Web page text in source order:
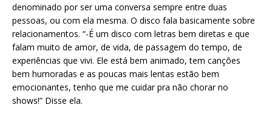
denominado por ser uma conversa sempre entre duas
pessoas, ou com ela mesma. O disco fala basicamente sobre
relacionamentos. “-É um disco com letras bem diretas e que
falam muito de amor, de vida, de passagem do tempo, de
experiências que vivi. Ele está bem animado, tem canções
bem humoradas e as poucas mais lentas estão bem
emocionantes, tenho que me cuidar pra não chorar no
shows!” Disse ela.